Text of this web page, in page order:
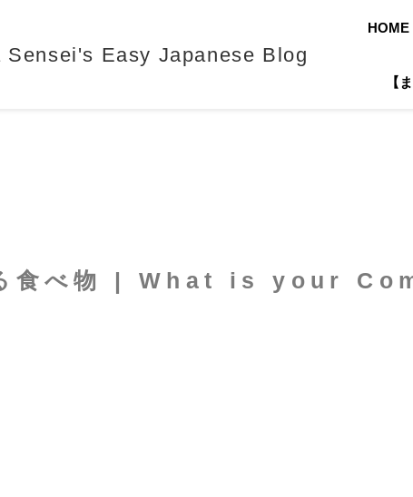
Easy Japanese Blog
HOME
【
食べ物 | What is your